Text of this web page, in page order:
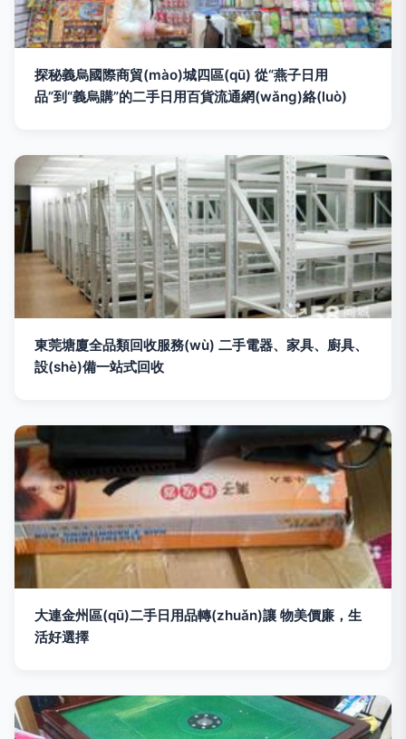
探秘義烏國際商貿(mào)城四區(qū) 從“燕子日用
品”到“義烏購”的二手日用百貨流通網(wǎng)絡(luò)
東莞塘廈全品類回收服務(wù) 二手電器、家具、廚具、
設(shè)備一站式回收
大連金州區(qū)二手日用品轉(zhuǎn)讓 物美價廉，生
活好選擇